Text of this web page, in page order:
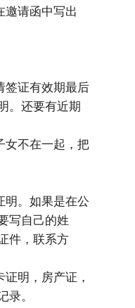
请函中写出
签证有效期最后
。还要有近期
女不在一起，把
。如果是在公
写自己的姓
件，联系方
明，房产证，
录。